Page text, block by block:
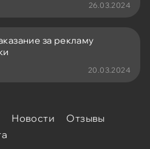
26.03.2024
за рекламу
20.03.2024
Новости
Отзывы